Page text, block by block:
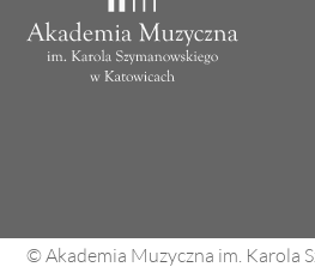
© Akademia Muzyczna im. Karola